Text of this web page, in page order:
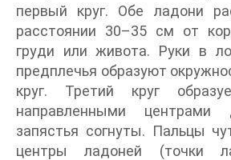
первый круг. Обе ладони
расстоянии 30–35 см от
груди или живота. Руки в
предплечья образуют
круг. Третий круг
направленными
запястья согнуты. Пальцы
центры ладоней (точки